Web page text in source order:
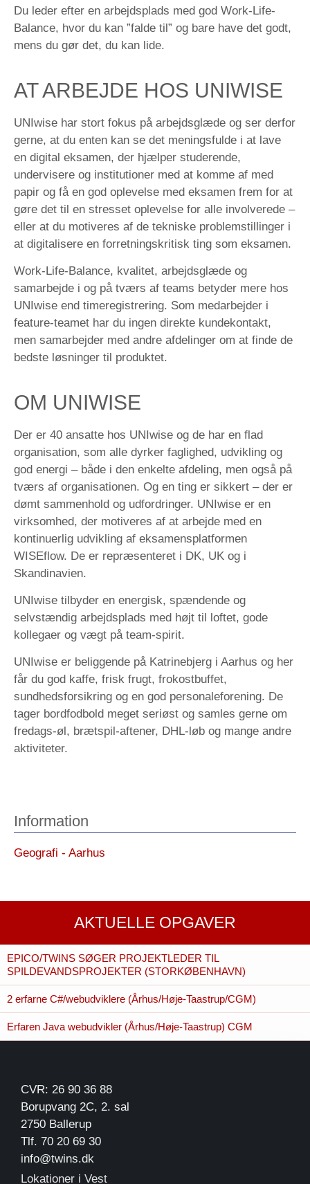
Du leder efter en arbejdsplads med god Work-Life-
Balance, hvor du kan ”falde til” og bare have det godt,
mens du gør det, du kan lide.
AT ARBEJDE HOS UNIWISE
UNIwise har stort fokus på arbejdsglæde og ser derfor
gerne, at du enten kan se det meningsfulde i at lave
en digital eksamen, der hjælper studerende,
undervisere og institutioner med at komme af med
papir og få en god oplevelse med eksamen frem for at
gøre det til en stresset oplevelse for alle involverede –
eller at du motiveres af de tekniske problemstillinger i
at digitalisere en forretningskritisk ting som eksamen.
Work-Life-Balance, kvalitet, arbejdsglæde og
samarbejde i og på tværs af teams betyder mere hos
UNIwise end timeregistrering. Som medarbejder i
feature-teamet har du ingen direkte kundekontakt,
men samarbejder med andre afdelinger om at finde de
bedste løsninger til produktet.
OM UNIWISE
Der er 40 ansatte hos UNIwise og de har en flad
organisation, som alle dyrker faglighed, udvikling og
god energi – både i den enkelte afdeling, men også på
tværs af organisationen. Og en ting er sikkert – der er
dømt sammenhold og udfordringer. UNIwise er en
virksomhed, der motiveres af at arbejde med en
kontinuerlig udvikling af eksamensplatformen
WISEflow. De er repræsenteret i DK, UK og i
Skandinavien.
UNIwise tilbyder en energisk, spændende og
selvstændig arbejdsplads med højt til loftet, gode
kollegaer og vægt på team-spirit.
UNIwise er beliggende på Katrinebjerg i Aarhus og her
får du god kaffe, frisk frugt, frokostbuffet,
sundhedsforsikring og en god personaleforening. De
tager bordfodbold meget seriøst og samles gerne om
fredags-øl, brætspil-aftener, DHL-løb og mange andre
aktiviteter.
Information
Geografi - Aarhus
AKTUELLE OPGAVER
EPICO/TWINS SØGER PROJEKTLEDER TIL
SPILDEVANDSPROJEKTER (STORKØBENHAVN)
2 erfarne C#/webudviklere (Århus/Høje-Taastrup/CGM)
Erfaren Java webudvikler (Århus/Høje-Taastrup) CGM
CVR: 26 90 36 88
Borupvang 2C, 2. sal
2750 Ballerup
Tlf. 70 20 69 30
info@twins.dk
Lokationer i Vest